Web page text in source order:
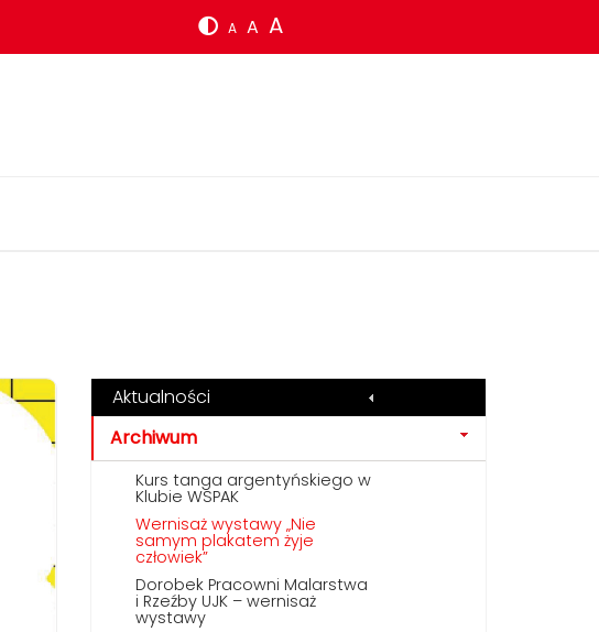
A A A
Aktualności
Archiwum
Kurs tanga argentyńskiego w
Klubie WSPAK
Wernisaż wystawy „Nie
samym plakatem żyje
człowiek”
Dorobek Pracowni Malarstwa
i Rzeźby UJK – wernisaż
wystawy